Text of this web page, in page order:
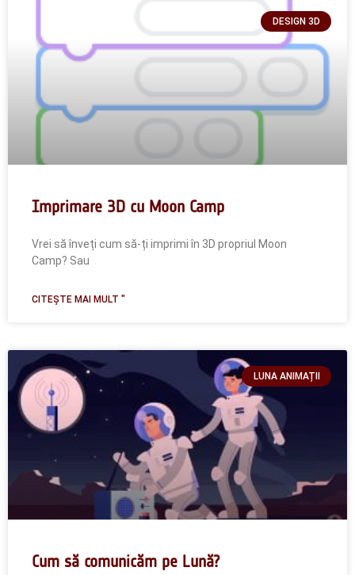
DESIGN 3D
Imprimare 3D cu Moon Camp
Vrei să înveți cum să-ți imprimi în 3D propriul Moon
Camp? Sau
CITEȘTE MAI MULT "
LUNA ANIMAȚII
Cum să comunicăm pe Lună?